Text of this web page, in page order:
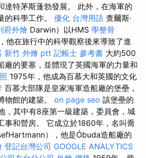
達特茅斯蓬勃發展。 此外，在海軍的
的科學工作。 優化 台灣用語 查爾斯·
府外燴 Darwin）以HMS 學整骨
他在旅行中的科學觀察後來導致了進
新竹 外燴 ptt 記帳士 參考書 大約500
廠的要塞，並體現了英國海軍的力量和
1975年，他成為百慕大和英國的文化
百慕大部隊是皇家海軍造船廠的堡壘，
物館的建築。 on page seo 該堡壘的
，其中有8座第一級建築，委員會，城
事和營房。 它成立於1860年，名叫喬
），他是Óbuda造船廠的
登記台灣公司 GOOGLE ANALYTICS